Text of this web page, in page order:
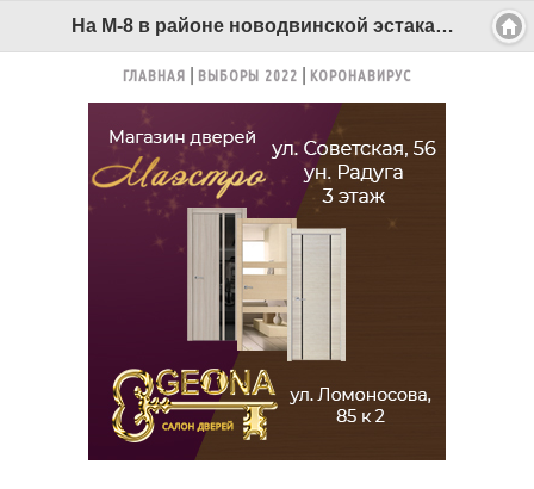
На М-8 в районе новодвинской эстакады изменилась схема движения - Беломорканал Северодвинск tv29.ru
ГЛАВНАЯ ВЫБОРЫ 2022 КОРОНАВИРУС